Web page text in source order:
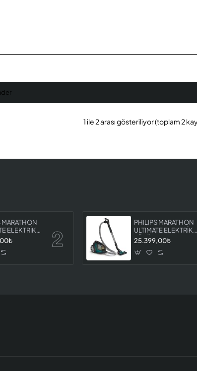
1 ile 2 arası gösteriliyor (toplam 2
MARATHON
ELEKTRİKLİ
XB9125 07
PHILIPS MARATHON
ULTIMATE ELEKTRİKLİ
SÜPÜRGE XB9185 07
25.399,00₺